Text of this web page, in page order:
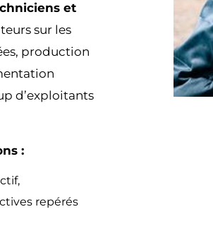
et
sur les
production
d’exploitants
:
repérés